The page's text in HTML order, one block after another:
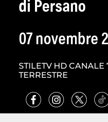
di Persano
07 novembre
STILETV HD CANALE
TERRESTRE